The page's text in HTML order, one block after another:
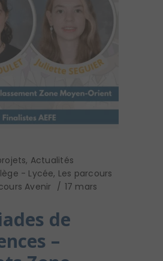
, Actualités
- Lycée, Les parcours
Avenir
17 mars
de
–